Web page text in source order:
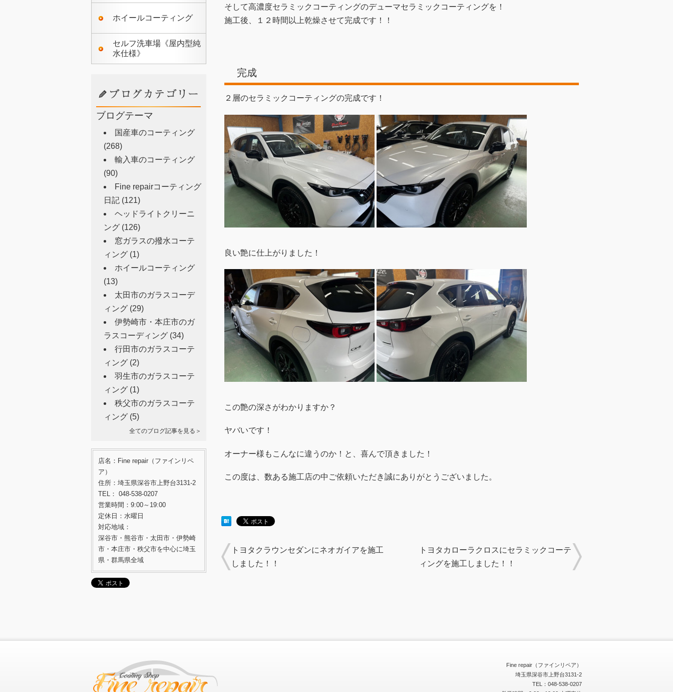
ホイールコーティング
セルフ洗車場《屋内型純
水仕様》
ブログテーマ
国産車のコーティング
(268)
輸入車のコーティング
(90)
Fine repairコーティング
日記 (121)
ヘッドライトクリーニ
ング (126)
窓ガラスの撥水コーテ
ィング (1)
ホイールコーティング
(13)
太田市のガラスコーデ
ィング (29)
伊勢崎市・本庄市のガ
ラスコーディング (34)
行田市のガラスコーテ
ィング (2)
羽生市のガラスコーテ
ィング (1)
秩父市のガラスコーテ
ィング (5)
全てのブログ記事を見る＞
店名：Fine repair（ファインリペ
ア）
住所：埼玉県深谷市上野台3131-2
TEL： 048-538-0207
営業時間：9:00～19:00
定休日：水曜日
対応地域：
深谷市・熊谷市・太田市・伊勢崎
市・本庄市・秩父市を中心に埼玉
県・群馬県全域
そして高濃度セラミックコーティングのデューマセラミックコーティングを！
施工後、１２時間以上乾燥させて完成です！！
完成
２層のセラミックコーティングの完成です！
良い艶に仕上がりました！
この艶の深さがわかりますか？
ヤバいです！
オーナー様もこんなに違うのか！と、喜んで頂きました！
この度は、数ある施工店の中ご依頼いただき誠にありがとうございました。
トヨタクラウンセダンにネオガイアを施工
しました！！
トヨタカローラクロスにセラミックコーテ
ィングを施工しました！！
Fine repair（ファインリペア）
埼玉県深谷市上野台3131-2
TEL：048-538-0207